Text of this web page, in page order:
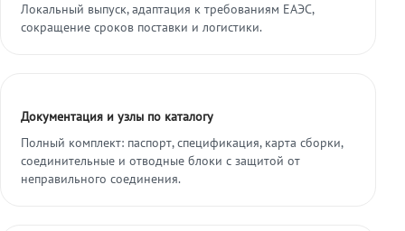
Локальный выпуск, адаптация к требованиям ЕАЭС,
сокращение сроков поставки и логистики.
Документация и узлы по каталогу
Полный комплект: паспорт, спецификация, карта сборки,
соединительные и отводные блоки с защитой от
неправильного соединения.